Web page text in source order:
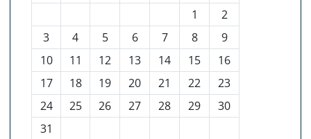
1
2
3
4 5 6 7 8
9
10
11 12 13 14 15
16
17
18 19 20 21 22
23
24
25 26 27 28 29
30
31